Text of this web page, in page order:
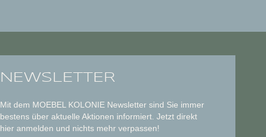
NEWSLETTER
Mit dem MOEBEL KOLONIE Newsletter sind Sie immer
bestens über aktuelle Aktionen informiert. Jetzt direkt
hier anmelden und nichts mehr verpassen!